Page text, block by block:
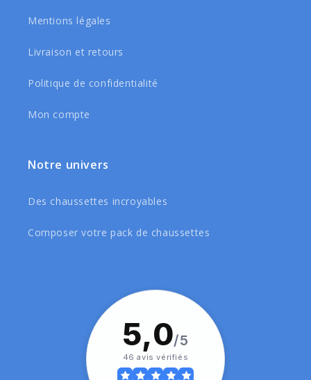
Mentions légales
Livraison et retours
Politique de confidentialité
Mon compte
Notre univers
Des chaussettes incroyables
Composer votre pack de chaussettes
5,0/5
46 avis vérifiés